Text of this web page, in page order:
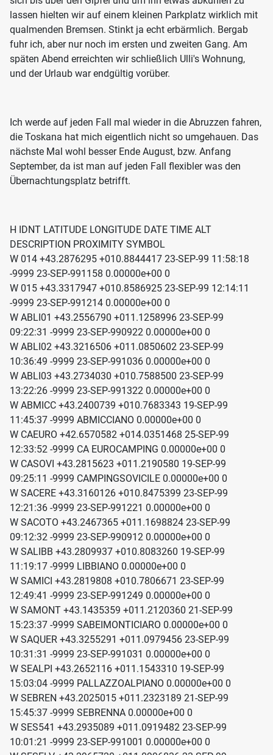
lassen hielten wir auf einem kleinen Parkplatz wirklich mit
qualmenden Bremsen. Stinkt ja echt erbärmlich. Bergab
fuhr ich, aber nur noch im ersten und zweiten Gang. Am
späten Abend erreichten wir schließlich Ulli's Wohnung,
und der Urlaub war endgültig vorüber.
Ich werde auf jeden Fall mal wieder in die Abruzzen fahren,
die Toskana hat mich eigentlich nicht so umgehauen. Das
nächste Mal wohl besser Ende August, bzw. Anfang
September, da ist man auf jeden Fall flexibler was den
Übernachtungsplatz betrifft.
H IDNT LATITUDE LONGITUDE DATE TIME ALT
DESCRIPTION PROXIMITY SYMBOL
W 014 +43.2876295 +010.8844417 23-SEP-99 11:58:18
-9999 23-SEP-991158 0.00000e+00 0
W 015 +43.3317947 +010.8586925 23-SEP-99 12:14:11
-9999 23-SEP-991214 0.00000e+00 0
W ABLI01 +43.2556790 +011.1258996 23-SEP-99
09:22:31 -9999 23-SEP-990922 0.00000e+00 0
W ABLI02 +43.3216506 +011.0850602 23-SEP-99
10:36:49 -9999 23-SEP-991036 0.00000e+00 0
W ABLI03 +43.2734030 +010.7588500 23-SEP-99
13:22:26 -9999 23-SEP-991322 0.00000e+00 0
W ABMICC +43.2400739 +010.7683343 19-SEP-99
11:45:37 -9999 ABMICCIANO 0.00000e+00 0
W CAEURO +42.6570582 +014.0351468 25-SEP-99
12:33:52 -9999 CA EUROCAMPING 0.00000e+00 0
W CASOVI +43.2815623 +011.2190580 19-SEP-99
09:25:11 -9999 CAMPINGSOVICILE 0.00000e+00 0
W SACERE +43.3160126 +010.8475399 23-SEP-99
12:21:36 -9999 23-SEP-991221 0.00000e+00 0
W SACOTO +43.2467365 +011.1698824 23-SEP-99
09:12:32 -9999 23-SEP-990912 0.00000e+00 0
W SALIBB +43.2809937 +010.8083260 19-SEP-99
11:19:17 -9999 LIBBIANO 0.00000e+00 0
W SAMICI +43.2819808 +010.7806671 23-SEP-99
12:49:41 -9999 23-SEP-991249 0.00000e+00 0
W SAMONT +43.1435359 +011.2120360 21-SEP-99
15:23:37 -9999 SABEIMONTICIARO 0.00000e+00 0
W SAQUER +43.3255291 +011.0979456 23-SEP-99
10:31:31 -9999 23-SEP-991031 0.00000e+00 0
W SEALPI +43.2652116 +011.1543310 19-SEP-99
15:03:04 -9999 PALLAZZOALPIANO 0.00000e+00 0
W SEBREN +43.2025015 +011.2323189 21-SEP-99
15:45:37 -9999 SEBRENNA 0.00000e+00 0
W SES541 +43.2935089 +011.0919482 23-SEP-99
10:01:21 -9999 23-SEP-991001 0.00000e+00 0